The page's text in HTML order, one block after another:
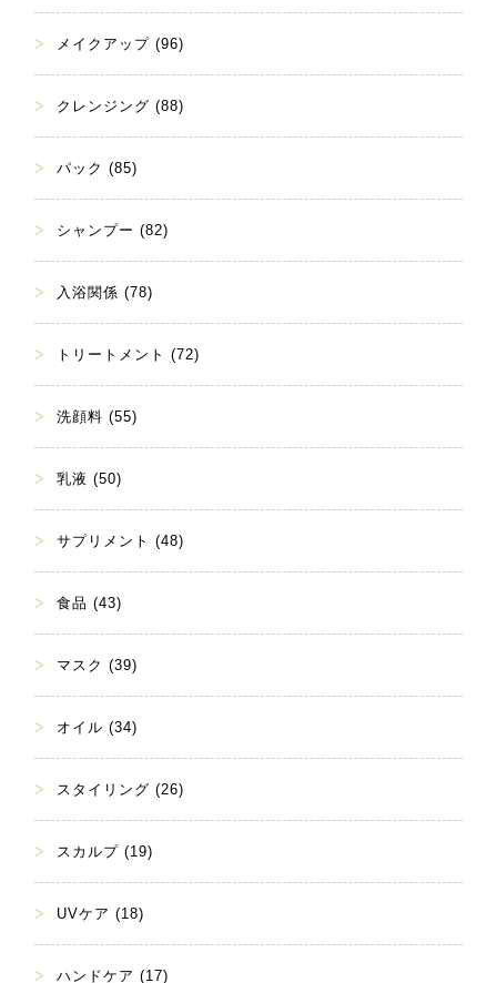
メイクアップ (96)
クレンジング (88)
パック (85)
シャンプー (82)
入浴関係 (78)
トリートメント (72)
洗顔料 (55)
乳液 (50)
サプリメント (48)
食品 (43)
マスク (39)
オイル (34)
スタイリング (26)
スカルプ (19)
UVケア (18)
ハンドケア (17)